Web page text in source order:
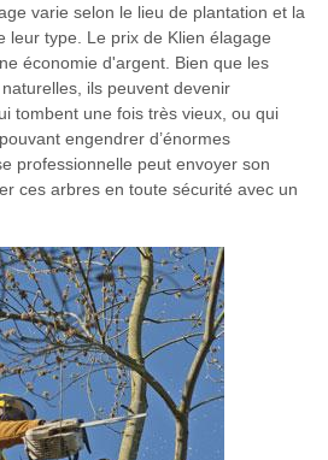
varie selon le lieu de plantation et la
leur type. Le prix de Klien élagage
économie d'argent. Bien que les
ils peuvent devenir
tombent une fois très vieux, ou qui
engendrer d’énormes
professionnelle peut envoyer son
ces arbres en toute sécurité avec un